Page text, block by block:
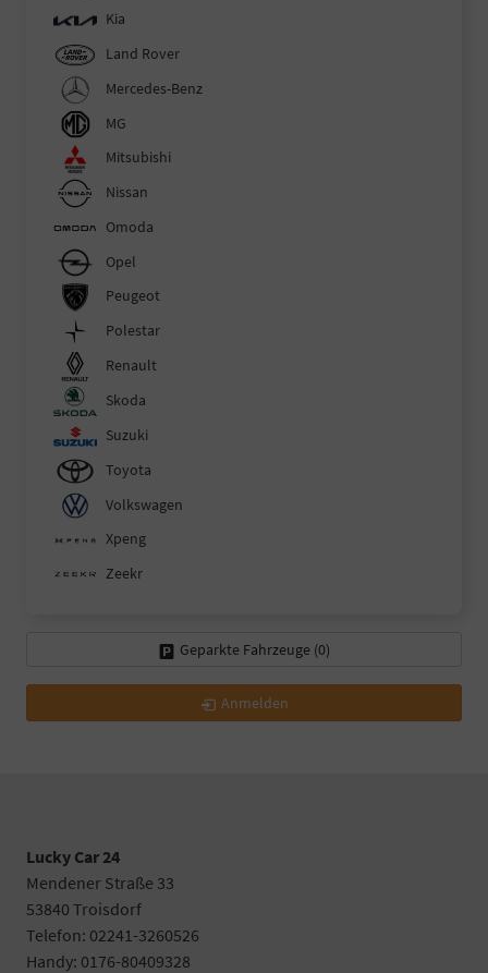
Kia
Land Rover
Mercedes-Benz
MG
Mitsubishi
Nissan
Omoda
Opel
Peugeot
Polestar
Renault
Skoda
Suzuki
Toyota
Volkswagen
Xpeng
Zeekr
Geparkte Fahrzeuge (0)
Anmelden
Lucky Car 24
Mendener Straße 33
53840 Troisdorf
Telefon: 02241-3260526
Handy: 0176-80409328